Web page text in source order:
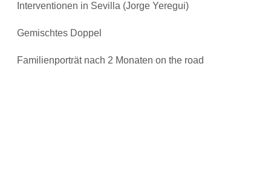
Interventionen in Sevilla (Jorge Yeregui)
Gemischtes Doppel
Familienporträt nach 2 Monaten on the road